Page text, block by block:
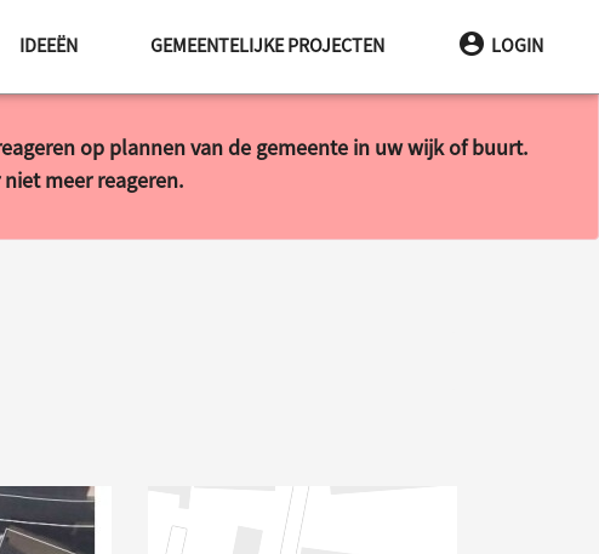
IDEEËN GEMEENTELIJKE PROJECTEN LOGIN
op plannen van de gemeente in uw wijk of buurt.
meer reageren.